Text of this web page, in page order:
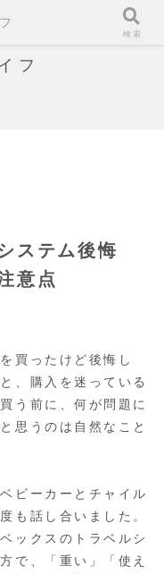
フ
ステム後悔
意点
買ったけど後悔し
、購入を迷っている
う前に、何が問題に
思うのは自然なこと
ビーカーとチャイル
も話し合いました。
ックスのトラベルシ
で、「重い」「使え
検索